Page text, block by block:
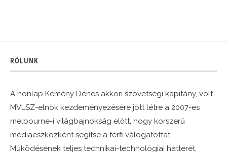
RÓLUNK
A honlap Kemény Dénes akkori szövetségi kapitány, volt
MVLSZ-elnök kezdeményezésére jött létre a 2007-es
melbourne-i világbajnokság előtt, hogy korszerű
médiaeszközként segítse a férfi válogatottat.
Működésének teljes technikai-technológiai hátterét,